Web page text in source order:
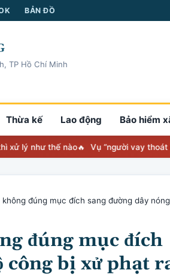
BẢN ĐỒ
TP Hồ Chí Minh
Thừa kế Lao động Bảo hiểm
thế nào Vụ “người vay thoát nợ 5
đúng mục đích sang đường dây nóng
đúng mục đích
công bị xử phạt